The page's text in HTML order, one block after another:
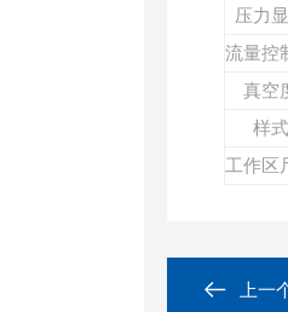
压力
流量控
真空
样式
工作区
上一